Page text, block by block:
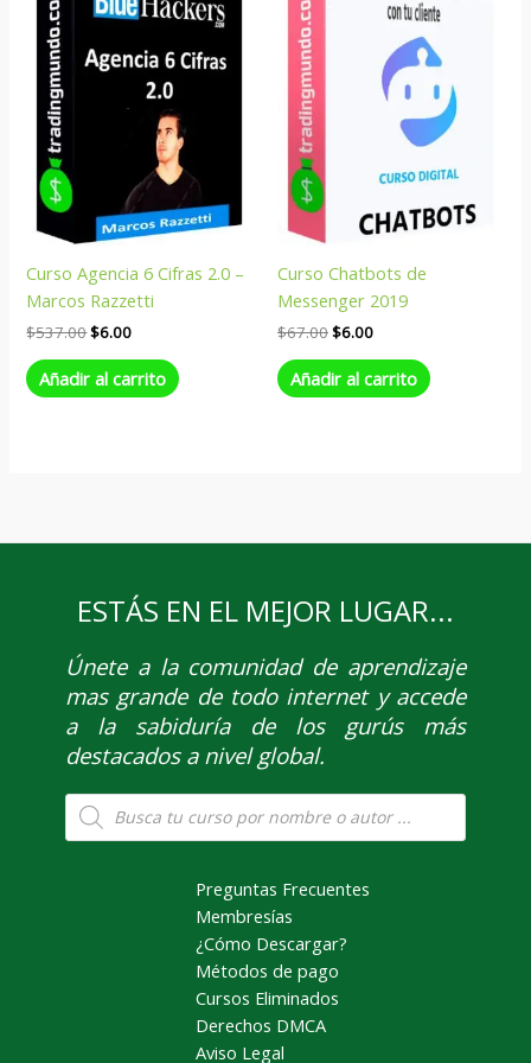
Curso Agencia 6 Cifras 2.0 –
Marcos Razzetti
$537.00
era:
$6.00
es:
Añadir al carrito
Curso Chatbots de
Messenger 2019
$67.00$6.00
es:
Añadir al carrito
ESTÁS EN EL MEJOR LUGAR...
Únetea la comunidad de aprendizaje
mas grande de todo internet y accede
a la sabiduría de los gurús más
destacados a nivel global.
Búsqueda
de
productos
Preguntas Frecuentes
Membresías
¿Cómo Descargar?
Métodos de pago
Cursos Eliminados
Derechos DMCA
Aviso Legal